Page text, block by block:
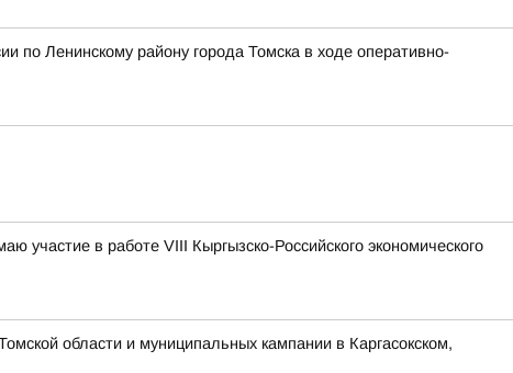
по Ленинскому району города Томска в ходе оперативно-
участие в работе VIII Кыргызско-Российского экономического
области и муниципальных кампании в Каргасокском,